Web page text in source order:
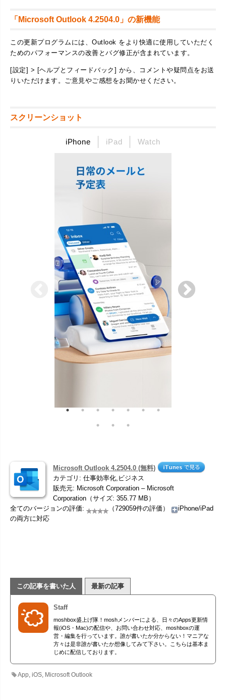
「Microsoft Outlook 4.2504.0」の新機能
この更新プログラムには、Outlook をより快適に使用していただく
ためのパフォーマンスの改善とバグ修正が含まれています。
[設定] > [ヘルプとフィードバック] から、コメントや疑問点をお送
りいただけます。ご意見やご感想をお聞かせください。
スクリーンショット
iPhone iPad Watch
Microsoft Outlook 4.2504.0 (無料)
カテゴリ: 仕事効率化,ビジネス
販売元: Microsoft Corporation – Microsoft
Corporation（サイズ: 355.77 MB）
全てのバージョンの評価:
（729059件の評価）
iPhone/iPad
の両方に対応
この記事を書いた人 最新の記事
Staff
moshbox盛上げ隊！moshメンバーによる、日々のApps更新情
報(iOS・Mac)の配信や、お問い合わせ対応、moshboxの運
営・編集を行っています。誰が書いたか分からない！マニアな
方々は是非誰が書いたか想像してみて下さい。こちらは基本ま
じめに配信しております。
App ,iOS Microsoft Outlook